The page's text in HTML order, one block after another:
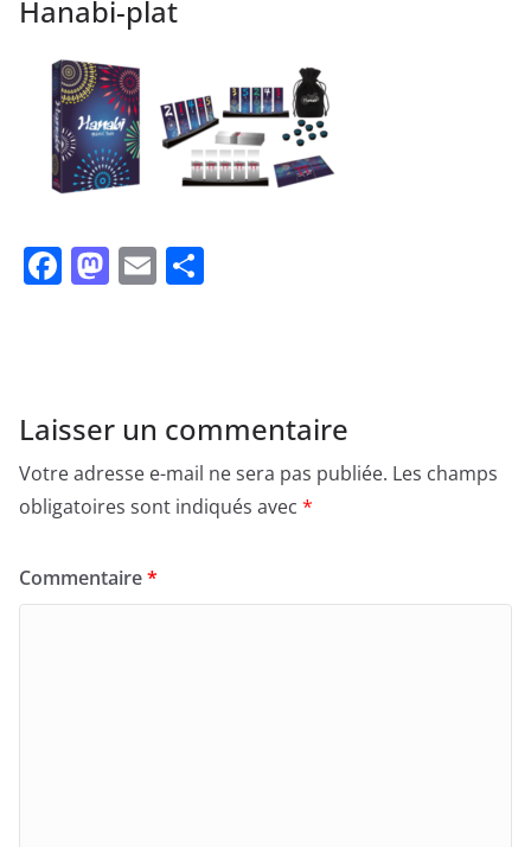
Hanabi-plat
F
b
o
o
k
M
d
o
n
E
er
Laisser un commentaire
Votre adresse e-mail ne sera pas publiée. Les champs
obligatoires sont indiqués avec *
Commentaire*